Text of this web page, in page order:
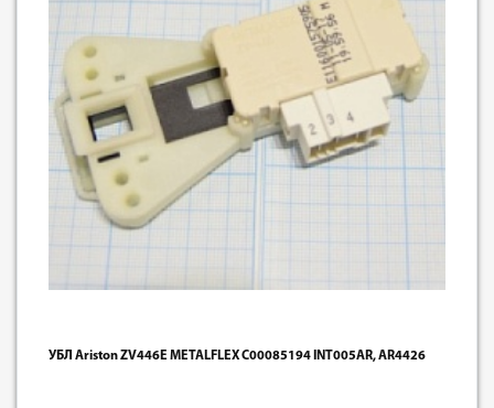
УБЛ Ariston ZV446E METALFLEX C00085194 INT005AR, AR4426